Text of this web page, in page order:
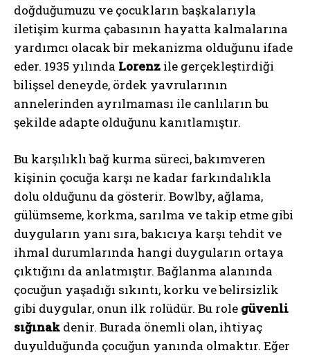
doğduğumuzu ve çocukların başkalarıyla
iletişim kurma çabasının hayatta kalmalarına
yardımcı olacak bir mekanizma olduğunu ifade
eder. 1935 yılında Lorenz ile gerçekleştirdiği
bilişsel deneyde, ördek yavrularının
annelerinden ayrılmaması ile canlıların bu
şekilde adapte olduğunu kanıtlamıştır.
Bu karşılıklı bağ kurma süreci, bakımveren
kişinin çocuğa karşı ne kadar farkındalıkla
dolu olduğunu da gösterir. Bowlby, ağlama,
gülümseme, korkma, sarılma ve takip etme gibi
duyguların yanı sıra, bakıcıya karşı tehdit ve
ihmal durumlarında hangi duyguların ortaya
çıktığını da anlatmıştır. Bağlanma alanında
çocuğun yaşadığı sıkıntı, korku ve belirsizlik
gibi duygular, onun ilk rolüdür. Bu role güvenli
sığınak denir. Burada önemli olan, ihtiyaç
duyulduğunda çocuğun yanında olmaktır. Eğer